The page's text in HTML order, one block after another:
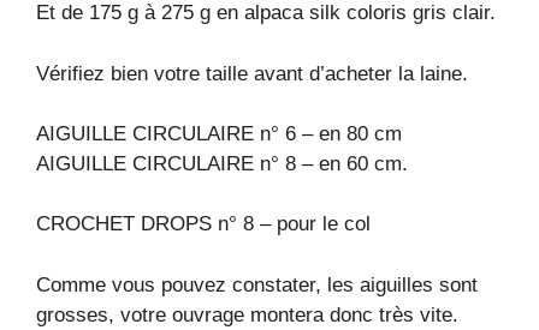
Et de 175 g à 275 g en alpaca silk coloris gris clair.
Vérifiez bien votre taille avant d’acheter la laine.
AIGUILLE CIRCULAIRE n° 6 – en 80 cm
AIGUILLE CIRCULAIRE n° 8 – en 60 cm.
CROCHET DROPS n° 8 – pour le col
Comme vous pouvez constater, les aiguilles sont
grosses, votre ouvrage montera donc très vite.